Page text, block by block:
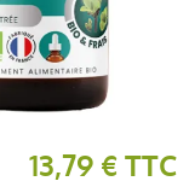
13,79 € TTC